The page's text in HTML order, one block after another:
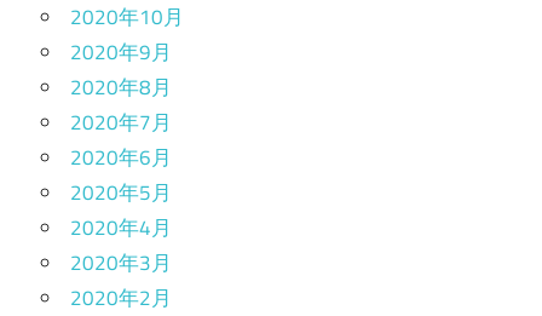
2020年10月
2020年9月
2020年8月
2020年7月
2020年6月
2020年5月
2020年4月
2020年3月
2020年2月